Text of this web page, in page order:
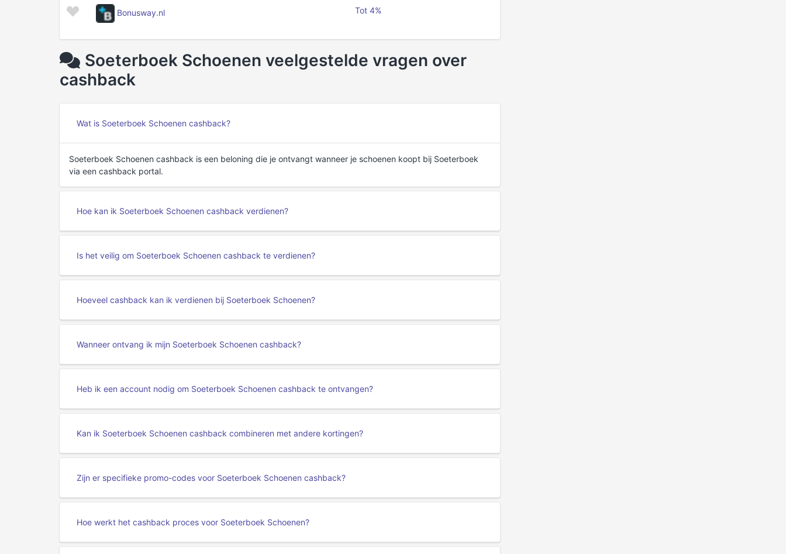
Bonusway.nl Tot 4%
Soeterboek Schoenen veelgestelde vragen over
cashback
Wat is Soeterboek Schoenen cashback?
Soeterboek Schoenen cashback is een beloning die je ontvangt wanneer je schoenen koopt bij Soeterboek
via een cashback portal.
Hoe kan ik Soeterboek Schoenen cashback verdienen?
Is het veilig om Soeterboek Schoenen cashback te verdienen?
Hoeveel cashback kan ik verdienen bij Soeterboek Schoenen?
Wanneer ontvang ik mijn Soeterboek Schoenen cashback?
Heb ik een account nodig om Soeterboek Schoenen cashback te ontvangen?
Kan ik Soeterboek Schoenen cashback combineren met andere kortingen?
Zijn er specifieke promo-codes voor Soeterboek Schoenen cashback?
Hoe werkt het cashback proces voor Soeterboek Schoenen?